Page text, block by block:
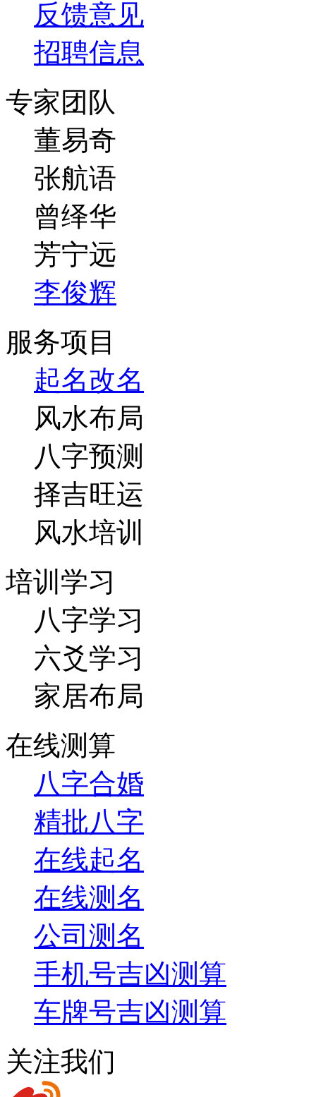
反馈意见
招聘信息
专家团队
董易奇
张航语
曾绎华
芳宁远
李俊辉
服务项目
起名改名
风水布局
八字预测
择吉旺运
风水培训
培训学习
八字学习
六爻学习
家居布局
在线测算
八字合婚
精批八字
在线起名
在线测名
公司测名
手机号吉凶测算
车牌号吉凶测算
关注我们